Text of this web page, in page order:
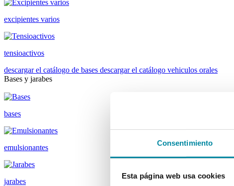
Consentimiento
Esta página web usa cookies
excipientes varios
tensioactivos
descargar el catálogo de bases descargar el catálogo vehiculos orales
Bases y jarabes
bases
emulsionantes
jarabes